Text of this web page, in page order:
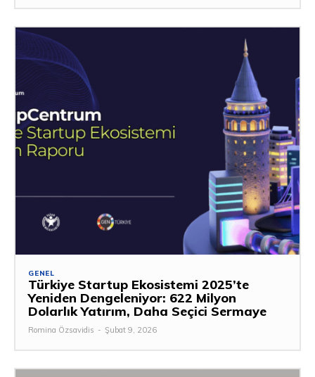
GENEL
Türkiye Startup Ekosistemi 2025’te
Yeniden Dengeleniyor: 622 Milyon
Dolarlık Yatırım, Daha Seçici Sermaye
Romina Özsavidis - Şubat 9, 2026